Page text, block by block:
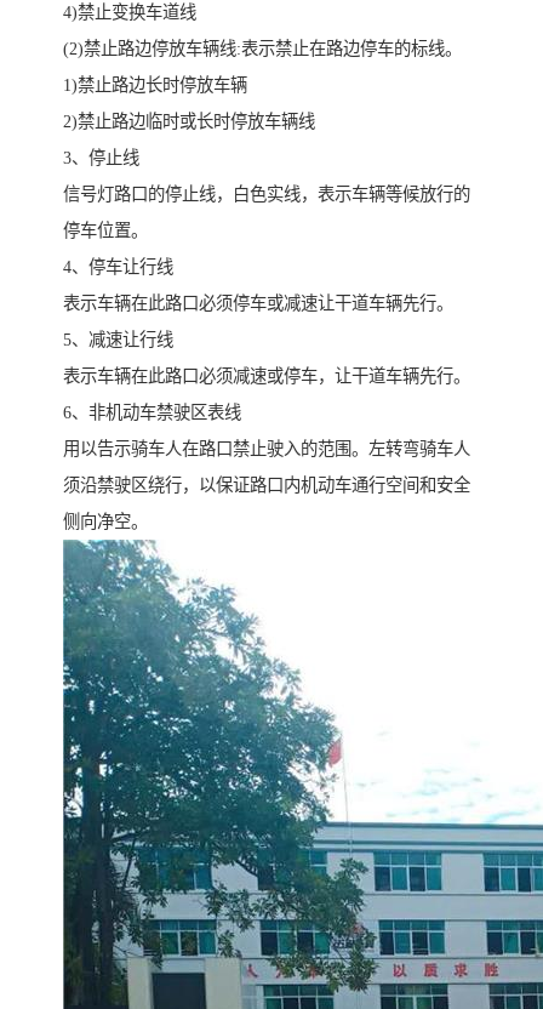
4)禁止变换车道线
(2)禁止路边停放车辆线:表示禁止在路边停车的标线。
1)禁止路边长时停放车辆
2)禁止路边临时或长时停放车辆线
3、停止线
信号灯路口的停止线，白色实线，表示车辆等候放行的
停车位置。
4、停车让行线
表示车辆在此路口必须停车或减速让干道车辆先行。
5、减速让行线
表示车辆在此路口必须减速或停车，让干道车辆先行。
6、非机动车禁驶区表线
用以告示骑车人在路口禁止驶入的范围。左转弯骑车人
须沿禁驶区绕行，以保证路口内机动车通行空间和安全
侧向净空。